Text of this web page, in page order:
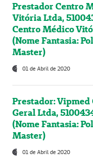
Prestador Centro
Vitória Ltda,
Centro Médico
(Nome Fantasia:
Master)
01 de Abril de 2020
Prestador:
Geral Ltda,
(Nome Fantasia:
Master)
01 de Abril de 2020